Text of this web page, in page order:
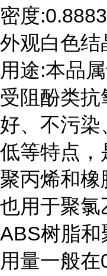
密度
外观白色结
用途:本品
受阻酚类
好、不污染
低等特点，
聚丙烯和橡
也用于聚氯
ABS树脂和
用量一般在